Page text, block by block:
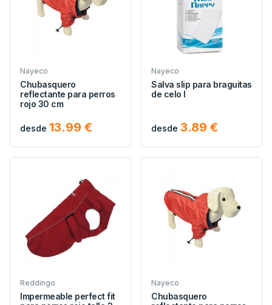
Nayeco
Chubasquero
reflectante para perros
rojo 30 cm
desde 13.99 €
Nayeco
Salva slip para braguitas
de celo l
desde 3.89 €
Reddingo
Impermeable perfect fit
Nayeco
Chubasquero